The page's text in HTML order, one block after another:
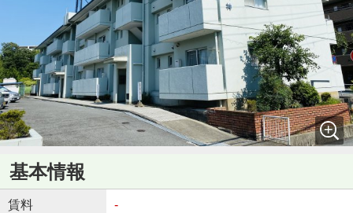
基本情報
賃料 -